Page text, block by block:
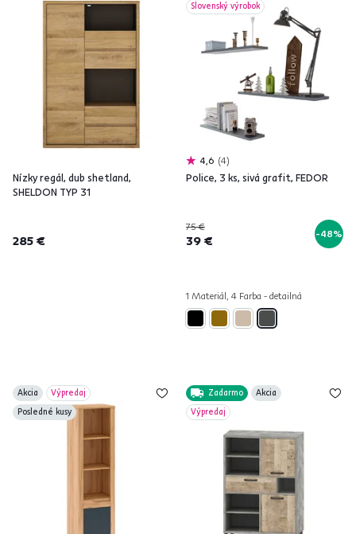
Nízky regál, dub shetland,
SHELDON TYP 31
285 €
Slovenský výrobok
4,6 4
Police, 3 ks, sivá grafit, FEDOR
75 €
39 € -48%
1 Materiál, 4 Farba - detailná
Akcia
Výpredaj
Posledné kusy
Zadarmo
Akcia
Výpredaj